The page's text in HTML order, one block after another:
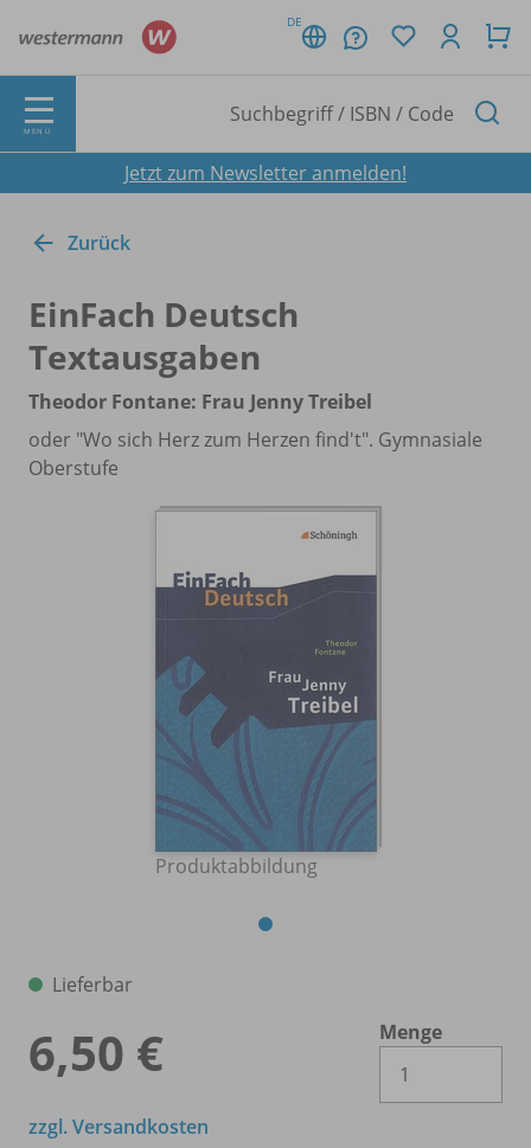
DE
MENÜ
Jetzt zum Newsletter anmelden!
Zurück
EinFach Deutsch
Textausgaben
Theodor Fontane: Frau Jenny Treibel
oder "Wo sich Herz zum Herzen find't". Gymnasiale
Oberstufe
Produktabbildung
Lieferbar
6,50 €
Menge
zzgl. Versandkosten